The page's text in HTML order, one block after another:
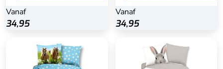
Vanaf
34,95
Bekijk
Vanaf
34,95
Bekijk
Dubbelzijdige overtrek
Prachtige print
100% katoen
Dubbelzijdig